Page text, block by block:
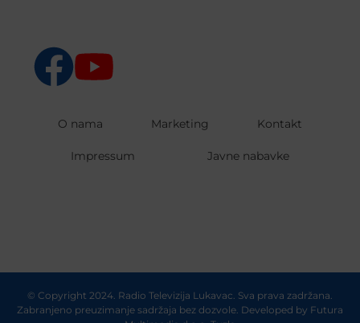
O nama Marketing Kontakt
Impressum Javne nabavke
© Copyright 2024. Radio Televizija Lukavac. Sva prava zadržana.
Zabranjeno preuzimanje sadržaja bez dozvole. Developed by Futura